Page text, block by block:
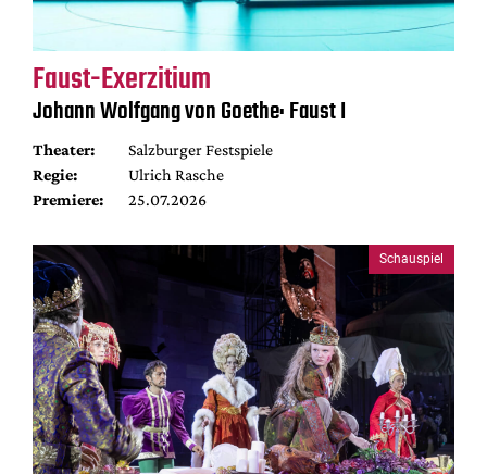
Faust-Exerzitium
Johann Wolfgang von Goethe: Faust I
Theater:
Salzburger Festspiele
Regie:
Ulrich Rasche
Premiere:
25.07.2026
Schauspiel